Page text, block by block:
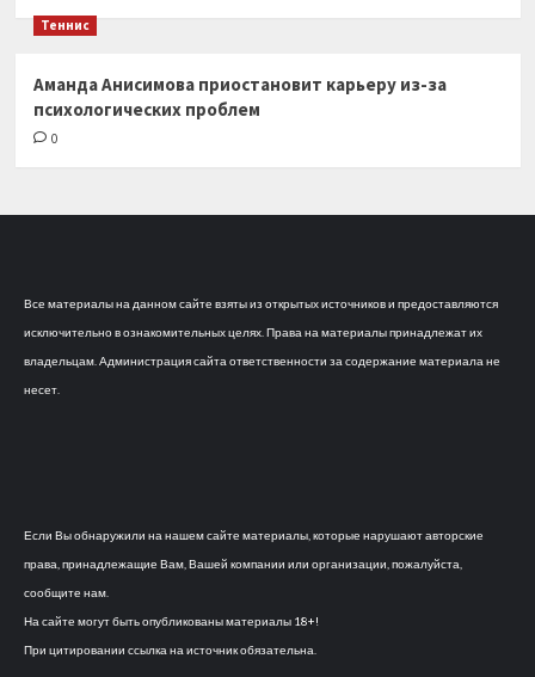
Теннис
Аманда Анисимова приостановит карьеру из-за
психологических проблем
0
Все материалы на данном сайте взяты из открытых источников и предоставляются
исключительно в ознакомительных целях. Права на материалы принадлежат их
владельцам. Администрация сайта ответственности за содержание материала не
несет.
Если Вы обнаружили на нашем сайте материалы, которые нарушают авторские
права, принадлежащие Вам, Вашей компании или организации, пожалуйста,
сообщите нам.
На сайте могут быть опубликованы материалы 18+!
При цитировании ссылка на источник обязательна.